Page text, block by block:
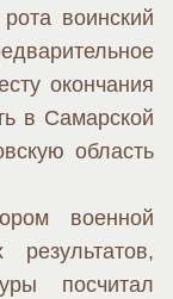
воинский
окончания
в Самарской
область
военной
посчитал